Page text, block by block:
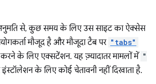
से, कुछ समय के लिए उस साइट का ऐक्सेस
मौजूद है और मौजूदा टैब पर "tabs"
के लिए एक्सटेंशन. यह ज़्यादातर मामलों में "
के लिए कोई चेतावनी नहीं दिखाता है.